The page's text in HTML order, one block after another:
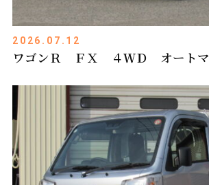
2026.07.12
ワゴンＲ ＦＸ ４ＷＤ オートマ